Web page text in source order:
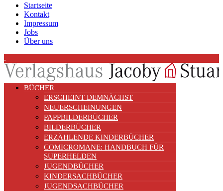
Startseite
Kontakt
Impressum
Jobs
Über uns
.
BÜCHER
ERSCHEINT DEMNÄCHST
NEUERSCHEINUNGEN
PAPPBILDERBÜCHER
BILDERBÜCHER
ERZÄHLENDE KINDERBÜCHER
COMICROMANE: HANDBUCH FÜR
SUPERHELDEN
JUGENDBÜCHER
KINDERSACHBÜCHER
JUGENDSACHBÜCHER